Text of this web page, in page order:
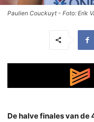
Paulien Couckuyt - Foto: Erik
De halve finales van